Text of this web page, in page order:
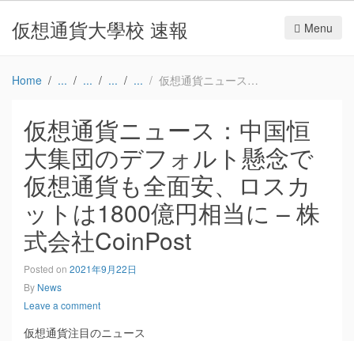
仮想通貨大學校 速報 Menu
Home 仮想通貨ニュース：中国恒大集団のデフォルト懸念で仮想通貨も全面安、ロスカットは1800億円相当に – 株式会社CoinPost
仮想通貨ニュース：中国恒
大集団のデフォルト懸念で
仮想通貨も全面安、ロスカ
ットは1800億円相当に – 株
式会社CoinPost
Posted on 2021年9月22日
By News
Leave a comment
仮想通貨注目のニュース